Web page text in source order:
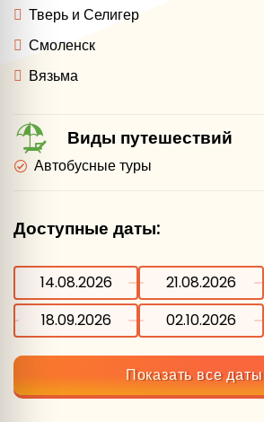
Тверь и Селигер
Смоленск
Вязьма
Виды путешествий
Автобусные туры
Доступные даты:
14.08.2026 21.08.2026
18.09.2026
02.10.2026
Показать все даты